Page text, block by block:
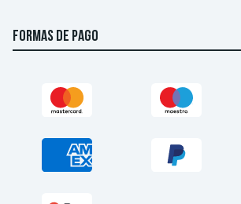
FORMAS DE PAGO